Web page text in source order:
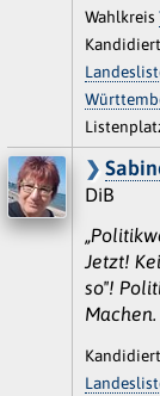
Wahlkreis
DiB
Jetzt!
so"!
Machen.